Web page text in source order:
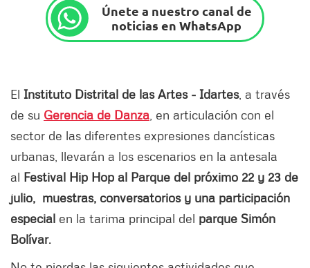
Únete a nuestro canal de
noticias en WhatsApp
El Instituto Distrital de las Artes - Idartes, a través
de su Gerencia de Danza , en articulación con el
sector de las diferentes expresiones dancísticas
urbanas, llevarán a los escenarios en la antesala
al Festival Hip Hop al Parque del próximo 22 y 23 de
julio, muestras, conversatorios y una participación
especial en la tarima principal del parque Simón
Bolívar.